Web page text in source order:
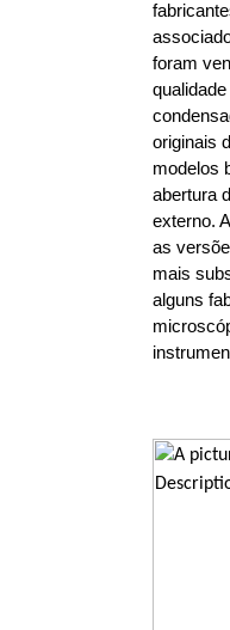
foram
originais
modelos
abertura
externo.
as
mais
alguns